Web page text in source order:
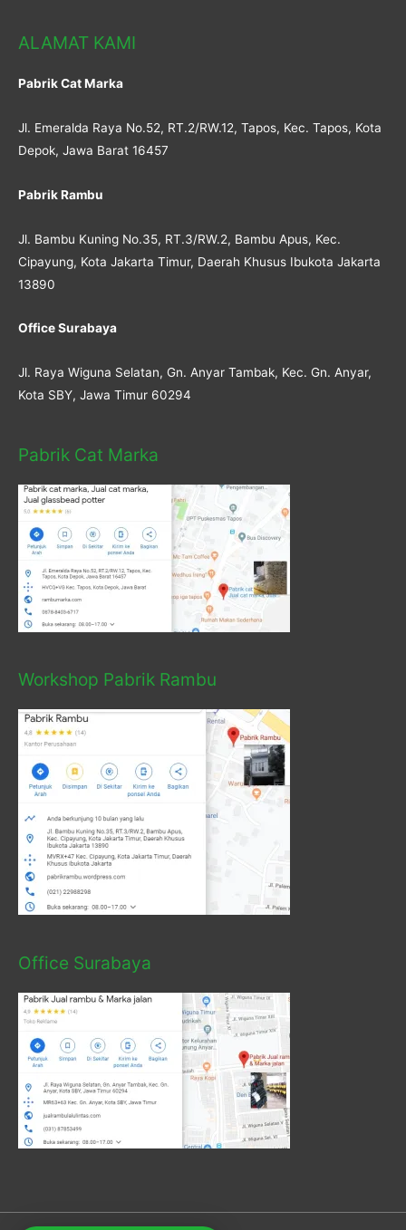
ALAMAT KAMI
Pabrik Cat Marka
Jl. Emeralda Raya No.52, RT.2/RW.12, Tapos, Kec. Tapos, Kota
Depok, Jawa Barat 16457
Pabrik Rambu
Jl. Bambu Kuning No.35, RT.3/RW.2, Bambu Apus, Kec.
Cipayung, Kota Jakarta Timur, Daerah Khusus Ibukota Jakarta
13890
Office Surabaya
Jl. Raya Wiguna Selatan, Gn. Anyar Tambak, Kec. Gn. Anyar,
Kota SBY, Jawa Timur 60294
Pabrik Cat Marka
Workshop Pabrik Rambu
Office Surabaya